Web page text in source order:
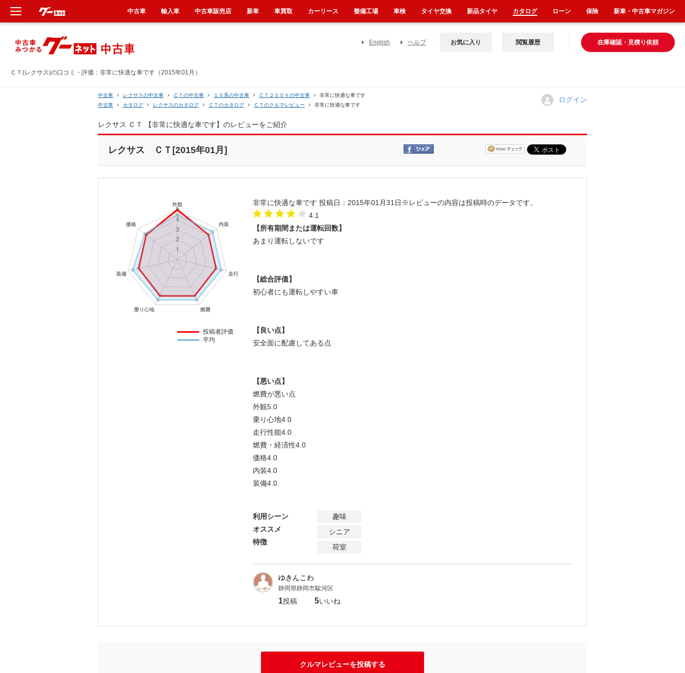
ＣＴ(レクサス)の口コミ・評価：非常に快適な車です（2015年01月）
English ヘルプ 在庫確認・見積り依頼
お気に入り 閲覧履歴
中古車 レクサスの中古車 ＣＴの中古車 １０系の中古車 ＣＴ２００ｈの中古車
非常に快適な車です
中古車
カタログ レクサスのカタログ ＣＴのカタログ ＣＴのクルマレビュー 非常に快適な車です
ログイン
レクサス ＣＴ 【非常に快適な車です】のレビューをご紹介
レクサス ＣＴ[2015年01月]
投稿者評価
平均
非常に快適な車です 投稿日：2015年01月31日 ※レビューの内容は投稿時のデータです。
4.1
【所有期間または運転回数】
あまり運転しないです
【総合評価】
初心者にも運転しやすい車
【良い点】
安全面に配慮してある点
【悪い点】
燃費が悪い点
外観5.0
乗り心地4.0
走行性能4.0
燃費・経済性4.0
価格4.0
内装4.0
装備4.0
利用シーン
趣味
オススメ
シニア
特徴
荷室
ゆきんこわ
静岡県静岡市駿河区
1投稿 5いいね
クルマレビューを投稿する
中古車 輸入車 中古車販売店 新車 車買取 カーリース 整備工場 車検 タイヤ交換 新品タイヤ カタログ ローン 保険 新車・中古車マガジン
新車
中古車